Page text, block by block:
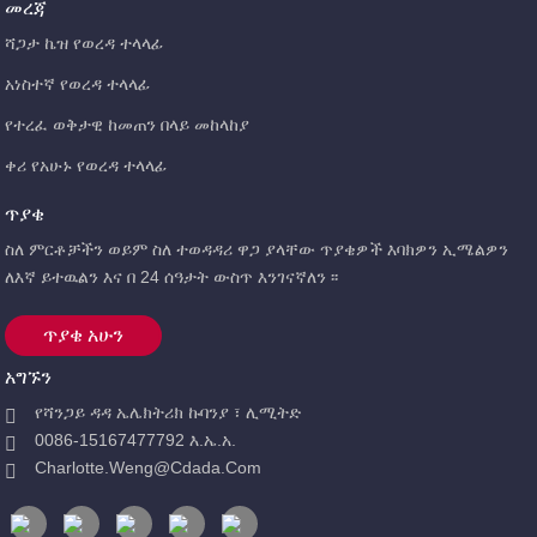
መረጃ
ሻጋታ ኬዝ የወረዳ ተላላፊ
አነስተኛ የወረዳ ተላላፊ
የተረፈ ወቅታዊ ከመጠን በላይ መከላከያ
ቀሪ የአሁኑ የወረዳ ተላላፊ
ጥያቄ
ስለ ምርቶቻችን ወይም ስለ ተወዳዳሪ ዋጋ ያላቸው ጥያቄዎች እባክዎን ኢሜልዎን
ለእኛ ይተዉልን እና በ 24 ሰዓታት ውስጥ እንገናኛለን ፡፡
ጥያቄ አሁን
አግኙን
የሻንጋይ ዳዳ ኤሌክትሪክ ኩባንያ ፣ ሊሚትድ
0086-15167477792 እ.ኤ.አ.
Charlotte.weng@cdada.com